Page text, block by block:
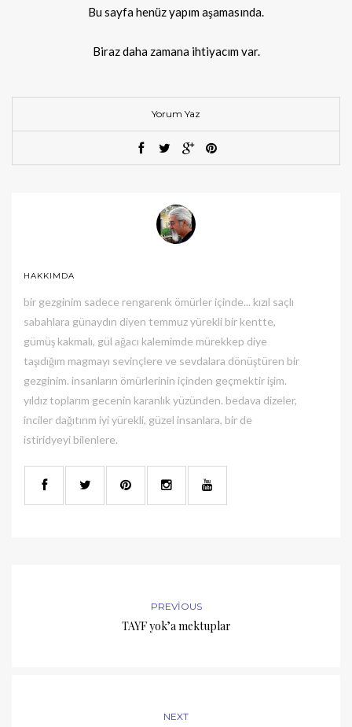
Bu sayfa henüz yapım aşamasında.
Biraz daha zamana ihtiyacım var.
Yorum Yaz
HAKKIMDA
bir gezginim sadece rengarenk ömürler içinde... kızıl saçlı
sabahlara günaydın diyen temmuz yürekli bir kentte,
gümüş kakmalı, gül ağacı kalemimde mürekkep diye
taşıdığım magmayı sevinçlere ve sevdalara dönüştüren bir
gezginim. insanların ömürlerinin içinden geçmektir işim.
yıldız toplarım gecenin karanlık yüzünden. bedava dizeler,
inciler dağıtırım iyi yürekli, güzel insanlara, bir de
istiridyeyi bilenlere.
PREVIOUS
TAYF yok’a mektuplar
NEXT